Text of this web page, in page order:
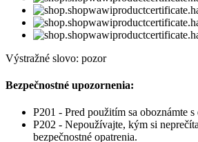
Výstražné slovo: pozor
Bezpečnostné upozornenia:
P201 - Pred použitím sa oboznámte
P202 - Nepoužívajte, kým si
bezpečnostné opatrenia.